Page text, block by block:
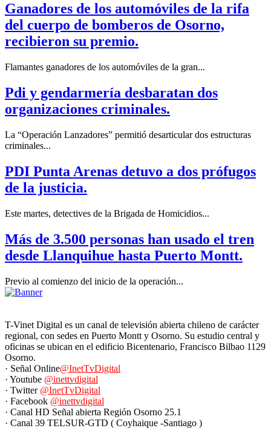
Ganadores de los automóviles de la rifa
del cuerpo de bomberos de Osorno,
recibieron su premio.
Flamantes ganadores de los automóviles de la gran...
Pdi y gendarmería desbaratan dos
organizaciones criminales.
La “Operación Lanzadores” permitió desarticular dos estructuras
criminales...
PDI Punta Arenas detuvo a dos prófugos
de la justicia.
Este martes, detectives de la Brigada de Homicidios...
Más de 3.500 personas han usado el tren
desde Llanquihue hasta Puerto Montt.
Previo al comienzo del inicio de la operación...
T-Vinet Digital es un canal de televisión abierta chileno de carácter
regional, con sedes en Puerto Montt y Osorno. Su estudio central y
oficinas se ubican en el edificio Bicentenario, Francisco Bilbao 1129
Osorno.
· Señal Online@InetTvDigital
· Youtube @inettvdigital
· Twitter @InetTvDigital
· Facebook @inettvdigital
· Canal HD Señal abierta Región Osorno 25.1
· Canal 39 TELSUR-GTD ( Coyhaique -Santiago )